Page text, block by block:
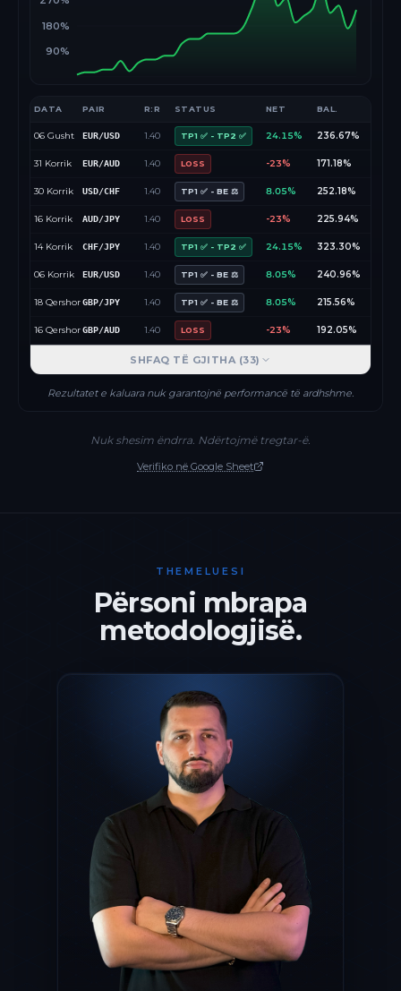
90%
180%
DATA PAIR R:R STATUS NET BAL.
06 Gusht EUR/USD 1.40 TP1 ✅ - TP2 ✅ 24.15% 236.67%
31 Korrik EUR/AUD 1.40 LOSS -23% 171.18%
30 Korrik USD/CHF 1.40 TP1 ✅ - BE ⚖️ 8.05% 252.18%
16 Korrik AUD/JPY 1.40 LOSS -23% 225.94%
14 Korrik CHF/JPY 1.40 TP1 ✅ - TP2 ✅ 24.15% 323.30%
06 Korrik EUR/USD 1.40 TP1 ✅ - BE ⚖️ 8.05% 240.96%
18 QershorGBP/JPY 1.40 TP1 ✅ - BE ⚖️ 8.05% 215.56%
16 QershorGBP/AUD 1.40 LOSS -23% 192.05%
SHFAQ TË GJITHA (33)
Rezultatet e kaluara nuk garantojnë performancë të ardhshme.
Nuk shesim ëndrra. Ndërtojmë tregtar-ë.
Verifiko në Google Sheet
THEMELUESI
Përsoni mbrapa
metodologjisë.